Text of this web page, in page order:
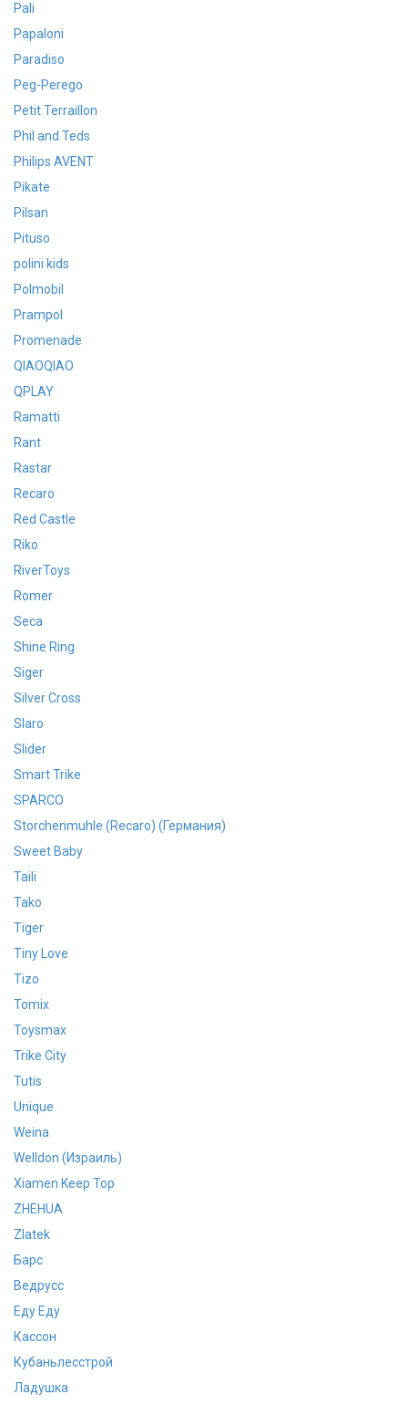
Pali
Papaloni
Paradiso
Peg-Perego
Petit Terraillon
Phil and Teds
Philips AVENT
Pikate
Pilsan
Pituso
polini kids
Polmobil
Prampol
Promenade
QIAOQIAO
QPLAY
Ramatti
Rant
Rastar
Recaro
Red Castle
Riko
RiverToys
Romer
Seca
Shine Ring
Siger
Silver Cross
Slaro
Slider
Smart Trike
SPARCO
Storchenmuhle (Recaro) (Германия)
Sweet Baby
Taili
Tako
Tiger
Tiny Love
Tizo
Tomix
Toysmax
Trike City
Tutis
Unique
Weina
Welldon (Израиль)
Xiamen Keep Top
ZHEHUA
Zlatek
Барс
Ведрусс
Еду Еду
Кассон
Кубаньлесстрой
Ладушка